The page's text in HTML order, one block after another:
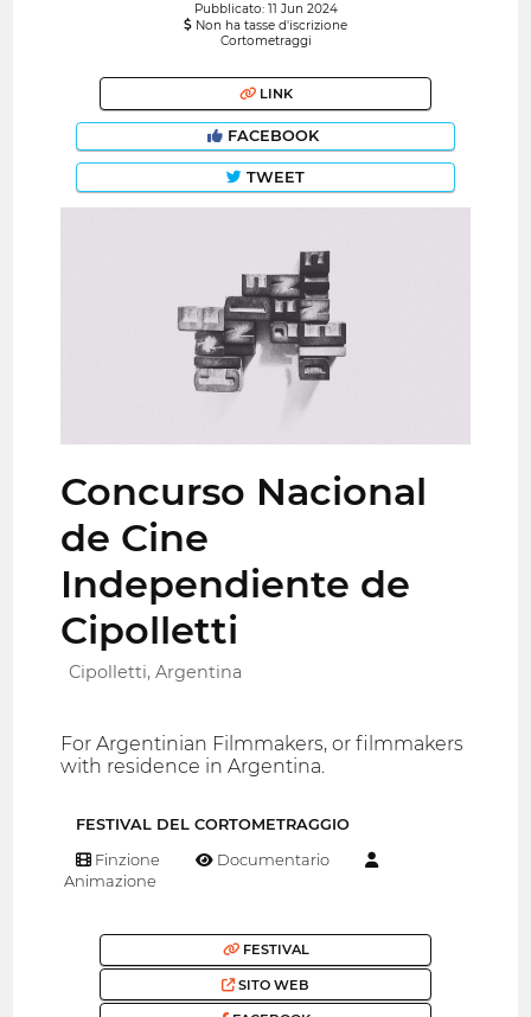
Pubblicato: 11 Jun 2024
Non ha tasse d'iscrizione
Cortometraggi
LINK
FACEBOOK
TWEET
Concurso Nacional
de Cine
Independiente de
Cipolletti
Cipolletti, Argentina
For Argentinian Filmmakers, or filmmakers
with residence in Argentina.
FESTIVAL DEL CORTOMETRAGGIO
Finzione
Documentario
Animazione
FESTIVAL
SITO WEB